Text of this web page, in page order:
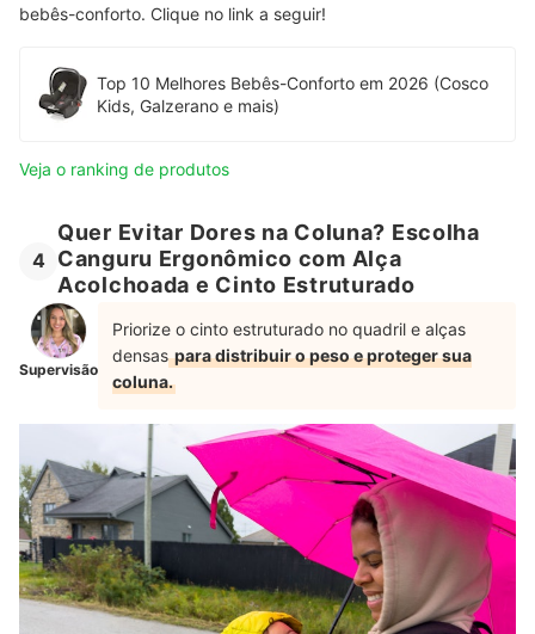
bebês-conforto. Clique no link a seguir!
Top 10 Melhores Bebês-Conforto em 2026 (Cosco
Kids, Galzerano e mais)
Veja o ranking de produtos
4
Quer Evitar Dores na Coluna? Escolha
Canguru Ergonômico com Alça
Acolchoada e Cinto Estruturado
Supervisão
Priorize o cinto estruturado no quadril e alças
densaspara distribuir o peso e proteger sua
coluna.